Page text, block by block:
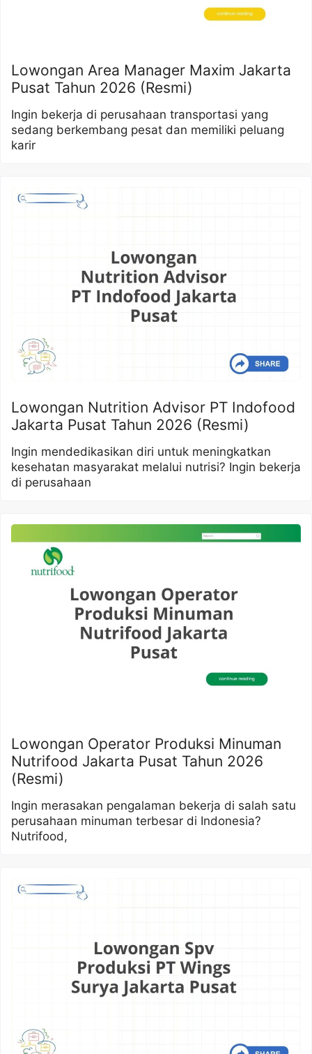
Lowongan Area Manager Maxim Jakarta
Pusat Tahun 2026 (Resmi)
Ingin bekerja di perusahaan transportasi yang
sedang berkembang pesat dan memiliki peluang
karir
Lowongan Nutrition Advisor PT Indofood
Jakarta Pusat Tahun 2026 (Resmi)
Ingin mendedikasikan diri untuk meningkatkan
kesehatan masyarakat melalui nutrisi? Ingin bekerja
di perusahaan
Lowongan Operator Produksi Minuman
Nutrifood Jakarta Pusat Tahun 2026
(Resmi)
Ingin merasakan pengalaman bekerja di salah satu
perusahaan minuman terbesar di Indonesia?
Nutrifood,